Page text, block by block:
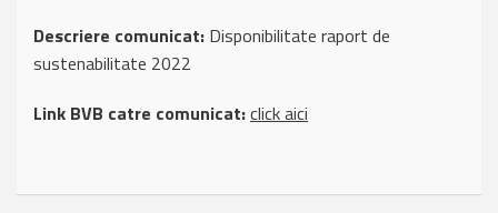
Descriere comunicat: Disponibilitate raport de
sustenabilitate 2022
Link BVB catre comunicat:click aici